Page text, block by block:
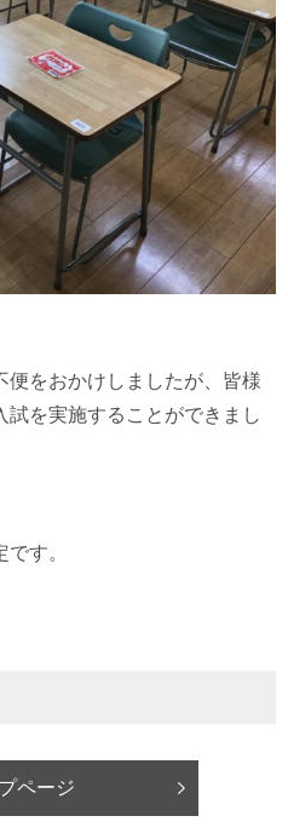
便をおかけしましたが、皆様
を実施することができまし
す。
ページ